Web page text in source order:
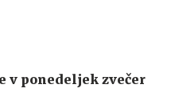
v ponedeljek zvečer